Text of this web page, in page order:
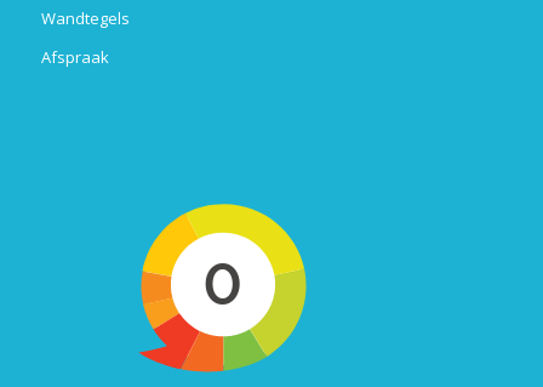
Wandtegels
Afspraak